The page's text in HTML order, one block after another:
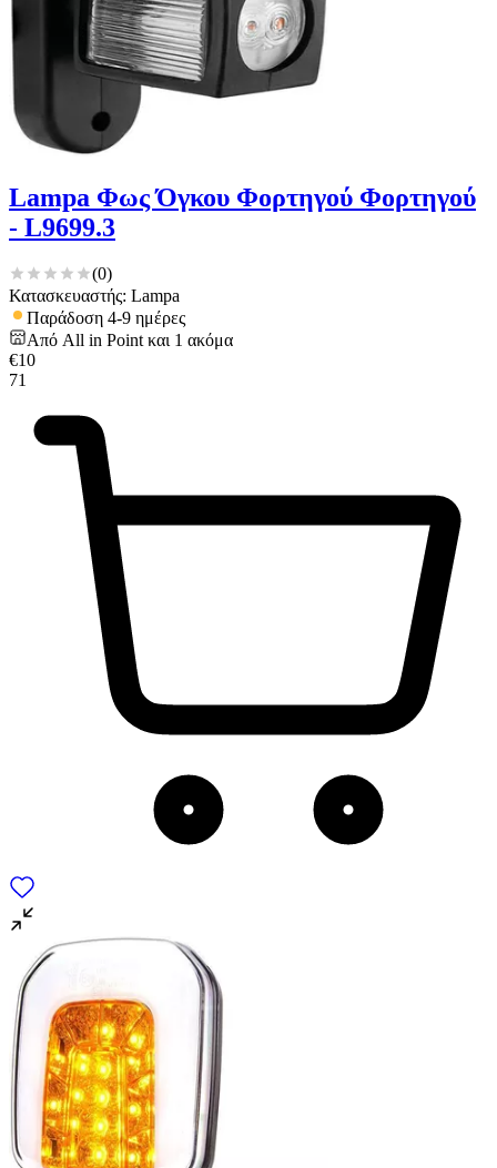
Lampa Φως Όγκου Φορτηγού Φορτηγού
- L9699.3
(0)
Κατασκευαστής: Lampa
Παράδοση 4-9 ημέρες
Από All in Point και 1 ακόμα
€10
71